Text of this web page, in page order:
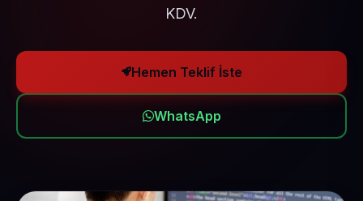
KDV.
Hemen Teklif İste
WhatsApp